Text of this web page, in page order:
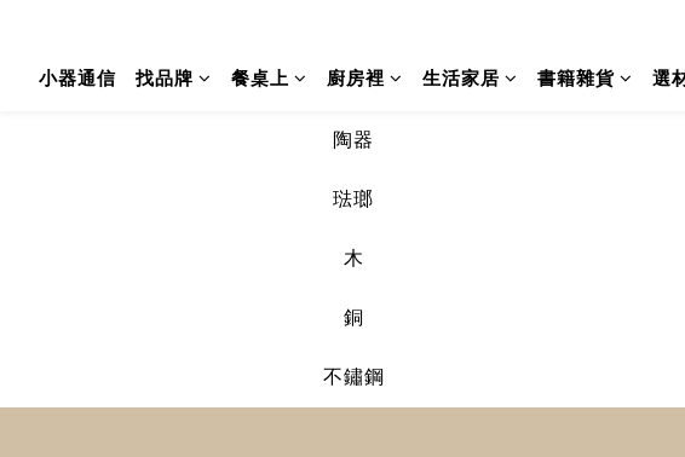
小器通信 找品牌 餐桌上 廚房裡 生活家居 書籍雜貨 選
陶器
琺瑯
木
銅
不鏽鋼